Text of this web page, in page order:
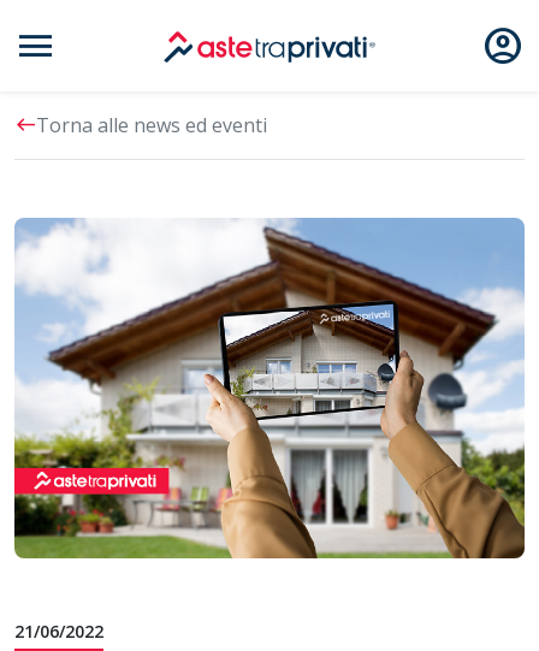
menu Aste account_circle
westTorna alle news ed eventi
21/06/2022